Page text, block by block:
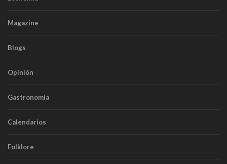
Magazine
Blogs
Opinión
Gastronomía
Calendarios
Folklore